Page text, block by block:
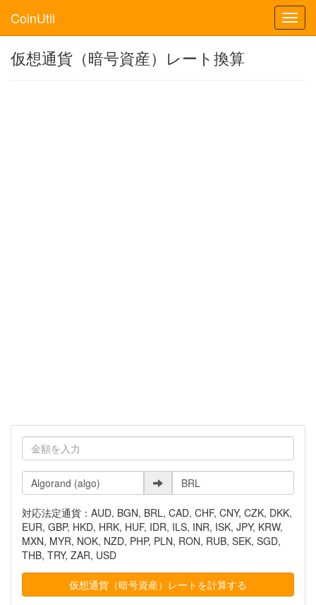
CoinUtil
仮想通貨（暗号資産）レート換算
対応法定通貨：AUD, BGN, BRL, CAD, CHF, CNY, CZK, DKK,
EUR, GBP, HKD, HRK, HUF, IDR, ILS, INR, ISK, JPY, KRW,
MXN, MYR, NOK, NZD, PHP, PLN, RON, RUB, SEK, SGD,
THB, TRY, ZAR, USD